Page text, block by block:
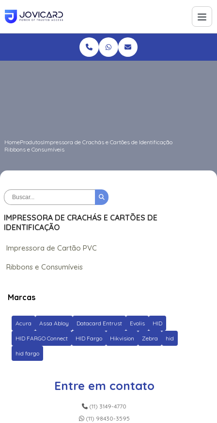
HomeProdutosImpressora de Crachás e Cartões de Identificação
Ribbons e Consumíveis
IMPRESSORA DE CRACHÁS E CARTÕES DE
IDENTIFICAÇÃO
Impressora de Cartão PVC
Ribbons e Consumíveis
Marcas
Acura Assa Abloy Datacard Entrust Evolis HID
HID FARGO Connect HID Fargo Hikvision Zebra hid
hid fargo
Entre em contato
(11) 3149-4770
(11) 98430-3595